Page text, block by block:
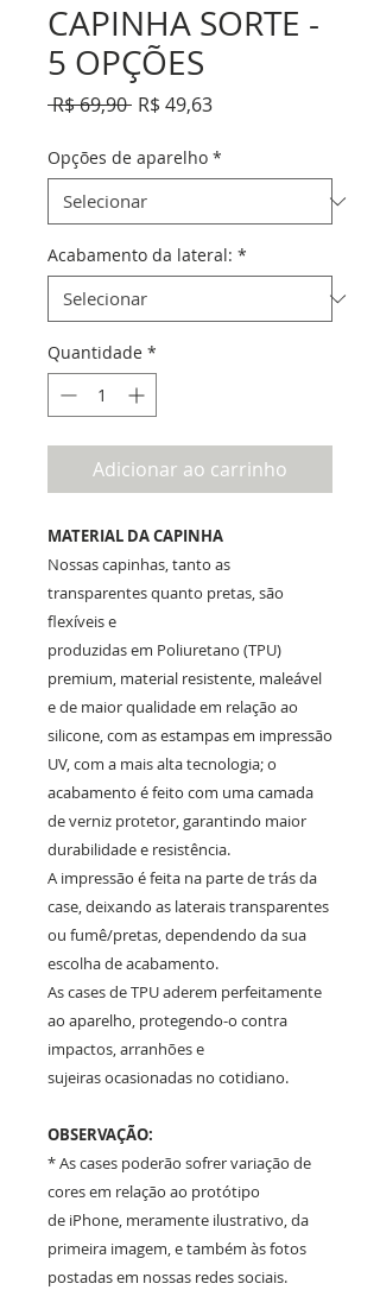
CAPINHA SORTE -
5 OPÇÕES
R$ 69,90 Preço
R$ 49,63Preço
Opções de aparelho *
Acabamento da lateral: *
Quantidade *
Adicionar ao carrinho
MATERIAL DA CAPINHA
Nossas capinhas, tanto as
transparentes quanto pretas, são
flexíveis e
produzidas em Poliuretano (TPU)
premium, material resistente, maleável
e de maior qualidade em relação ao
silicone, com as estampas em impressão
UV, com a mais alta tecnologia; o
acabamento é feito com uma camada
de verniz protetor, garantindo maior
durabilidade e resistência.
A impressão é feita na parte de trás da
case, deixando as laterais transparentes
ou fumê/pretas, dependendo da sua
escolha de acabamento.
As cases de TPU aderem perfeitamente
ao aparelho, protegendo-o contra
impactos, arranhões e
sujeiras ocasionadas no cotidiano.
OBSERVAÇÃO:
* As cases poderão sofrer variação de
cores em relação ao protótipo
de iPhone, meramente ilustrativo, da
primeira imagem, e também às fotos
postadas em nossas redes sociais.